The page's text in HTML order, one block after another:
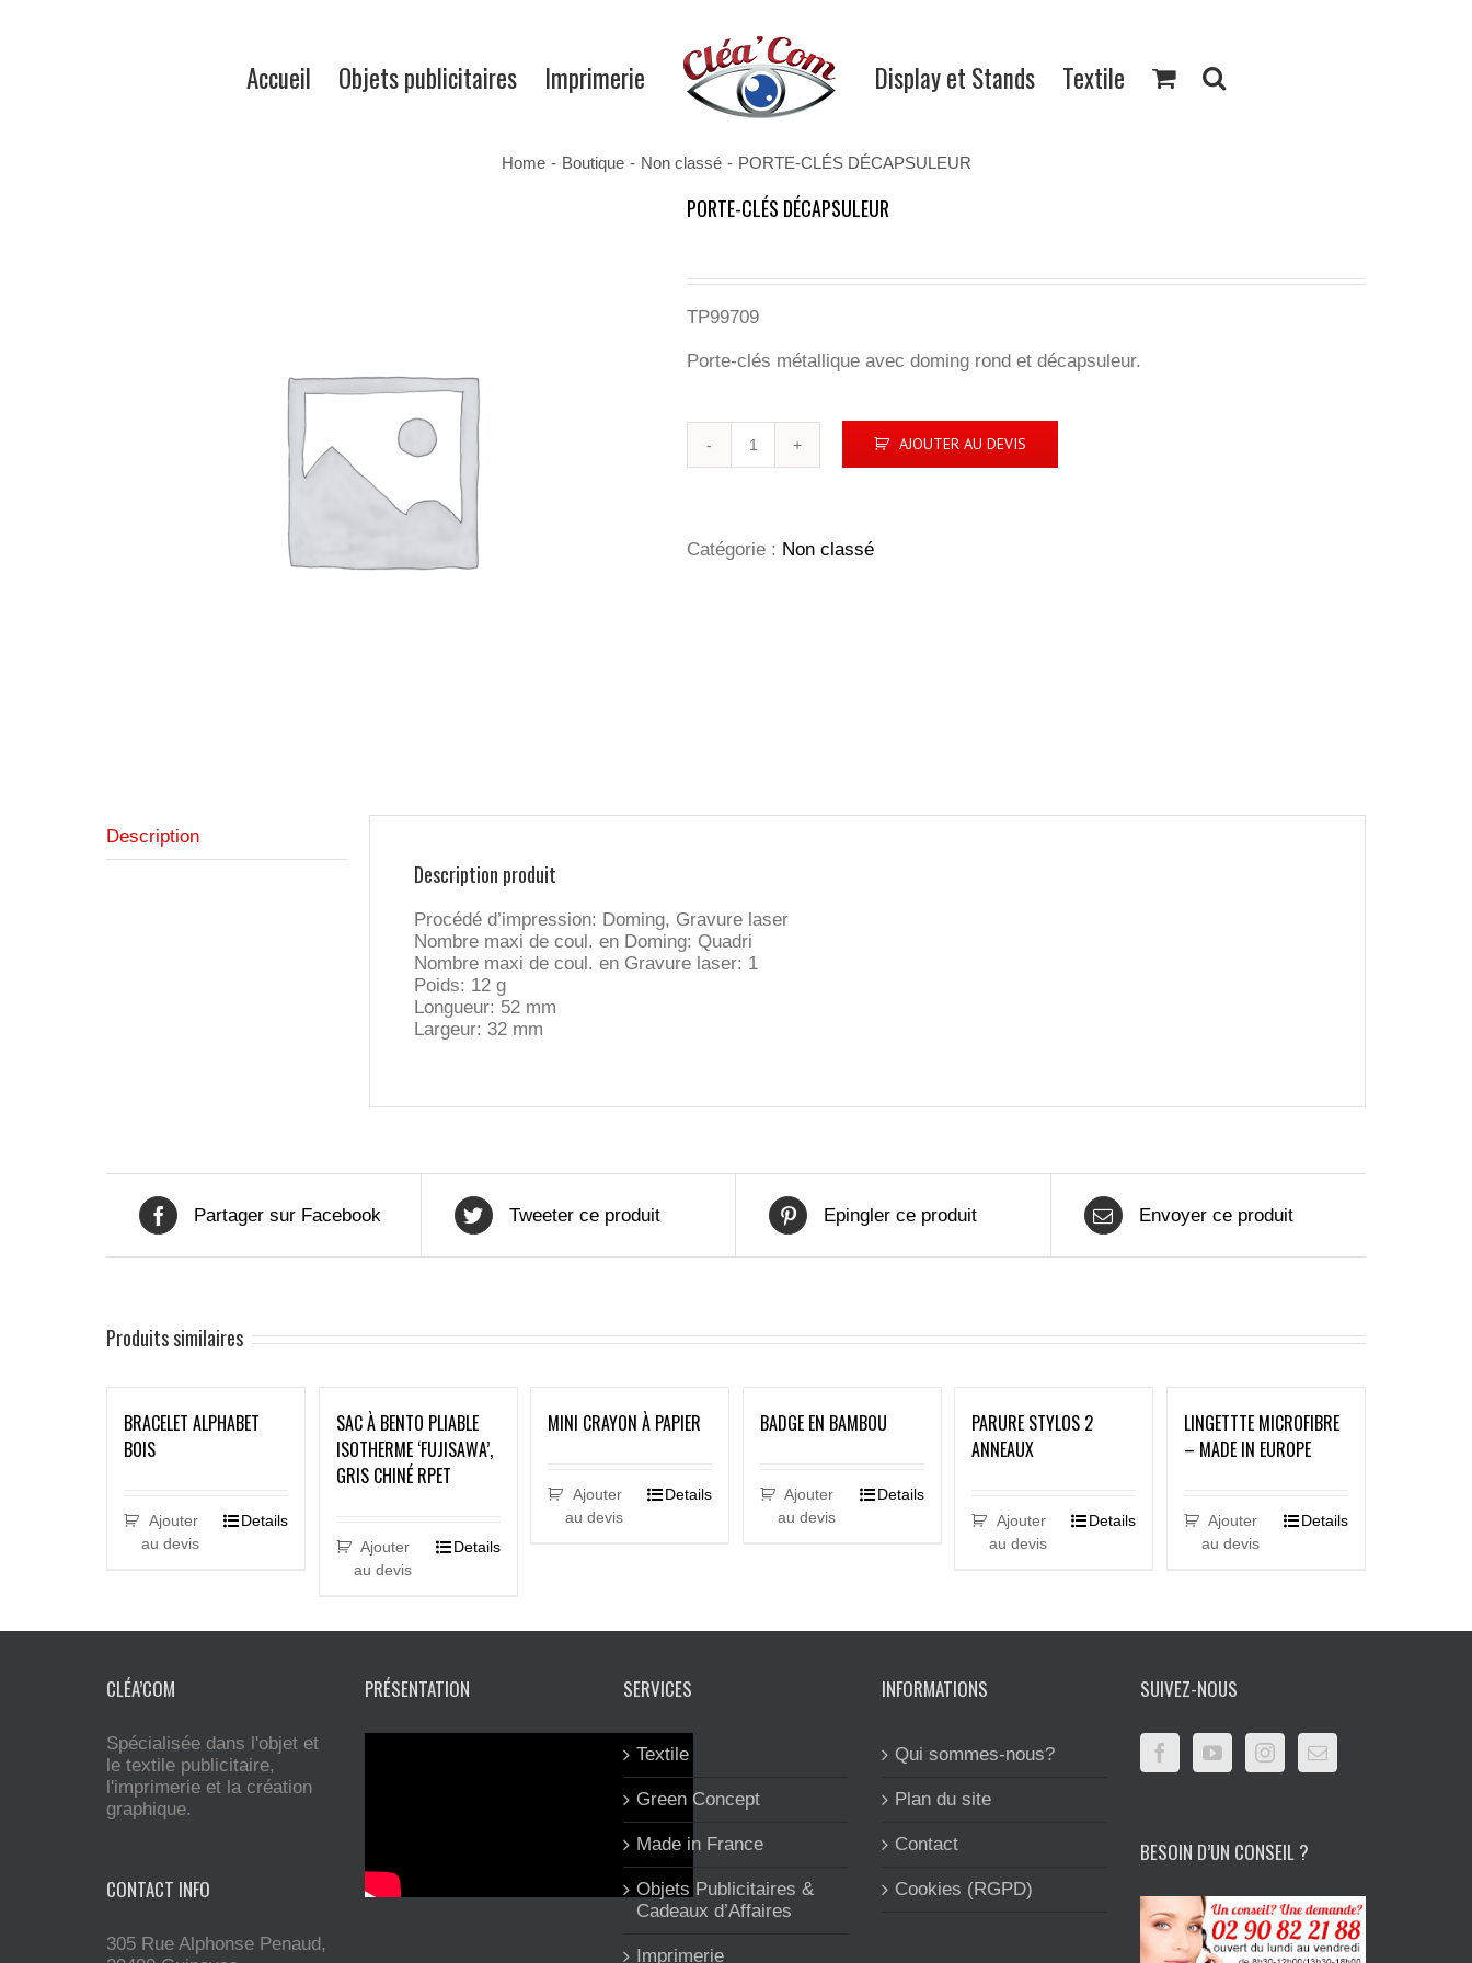
Accueil Objets publicitaires Imprimerie Display et Stands Textile
Home - Boutique - Non classé - PORTE-CLÉS DÉCAPSULEUR
PORTE-CLÉS DÉCAPSULEUR
TP99709
Porte-clés métallique avec doming rond et décapsuleur.
AJOUTER AU DEVIS
Catégorie : Non classé
Description
Description produit
Procédé d’impression: Doming, Gravure laser
Nombre maxi de coul. en Doming: Quadri
Nombre maxi de coul. en Gravure laser: 1
Poids: 12 g
Longueur: 52 mm
Largeur: 32 mm
Partager sur Facebook Tweeter ce produit Epingler ce produit Envoyer ce produit
Produits similaires
BRACELET ALPHABET
BOIS
Ajouter
au devis
Details
SAC À BENTO PLIABLE
ISOTHERME ‘FUJISAWA’,
GRIS CHINÉ RPET
Ajouter
au devis
Details
MINI CRAYON À PAPIER
Ajouter
au devis
Details
BADGE EN BAMBOU
Ajouter
au devis
Details
PARURE STYLOS 2
ANNEAUX
Ajouter
au devis
Details
LINGETTTE MICROFIBRE
– MADE IN EUROPE
Ajouter
au devis
Details
CLÉA’COM
Spécialisée dans l'objet et
le textile publicitaire,
l'imprimerie et la création
graphique.
CONTACT INFO
305 Rue Alphonse Penaud,
PRÉSENTATION SERVICES
Textile
Green Concept
Made in France
Objets Publicitaires &
Cadeaux d’Affaires
Imprimerie
INFORMATIONS
Qui sommes-nous?
Plan du site
Contact
Cookies (RGPD)
SUIVEZ-NOUS
BESOIN D’UN CONSEIL ?